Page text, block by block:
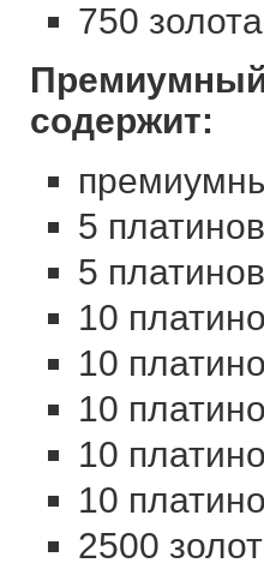
750
Премиумный
содержит:
5
5
10
10
10
10
10
2500